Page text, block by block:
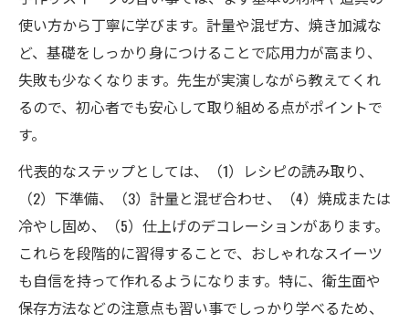
手作りお菓子ランキングに注目のレシピ集
習い事で選ばれる人気スイーツの秘密を探
る
使い方から丁寧に学びます。計量や混ぜ方、焼き加減な
ど、基礎をしっかり身につけることで応用力が高まり、
失敗も少なくなります。先生が実演しながら教えてくれ
るので、初心者でも安心して取り組める点がポイントで
す。
代表的なステップとしては、（1）レシピの読み取り、
（2）下準備、（3）計量と混ぜ合わせ、（4）焼成または
冷やし固め、（5）仕上げのデコレーションがあります。
これらを段階的に習得することで、おしゃれなスイーツ
も自信を持って作れるようになります。特に、衛生面や
保存方法などの注意点も習い事でしっかり学べるため、